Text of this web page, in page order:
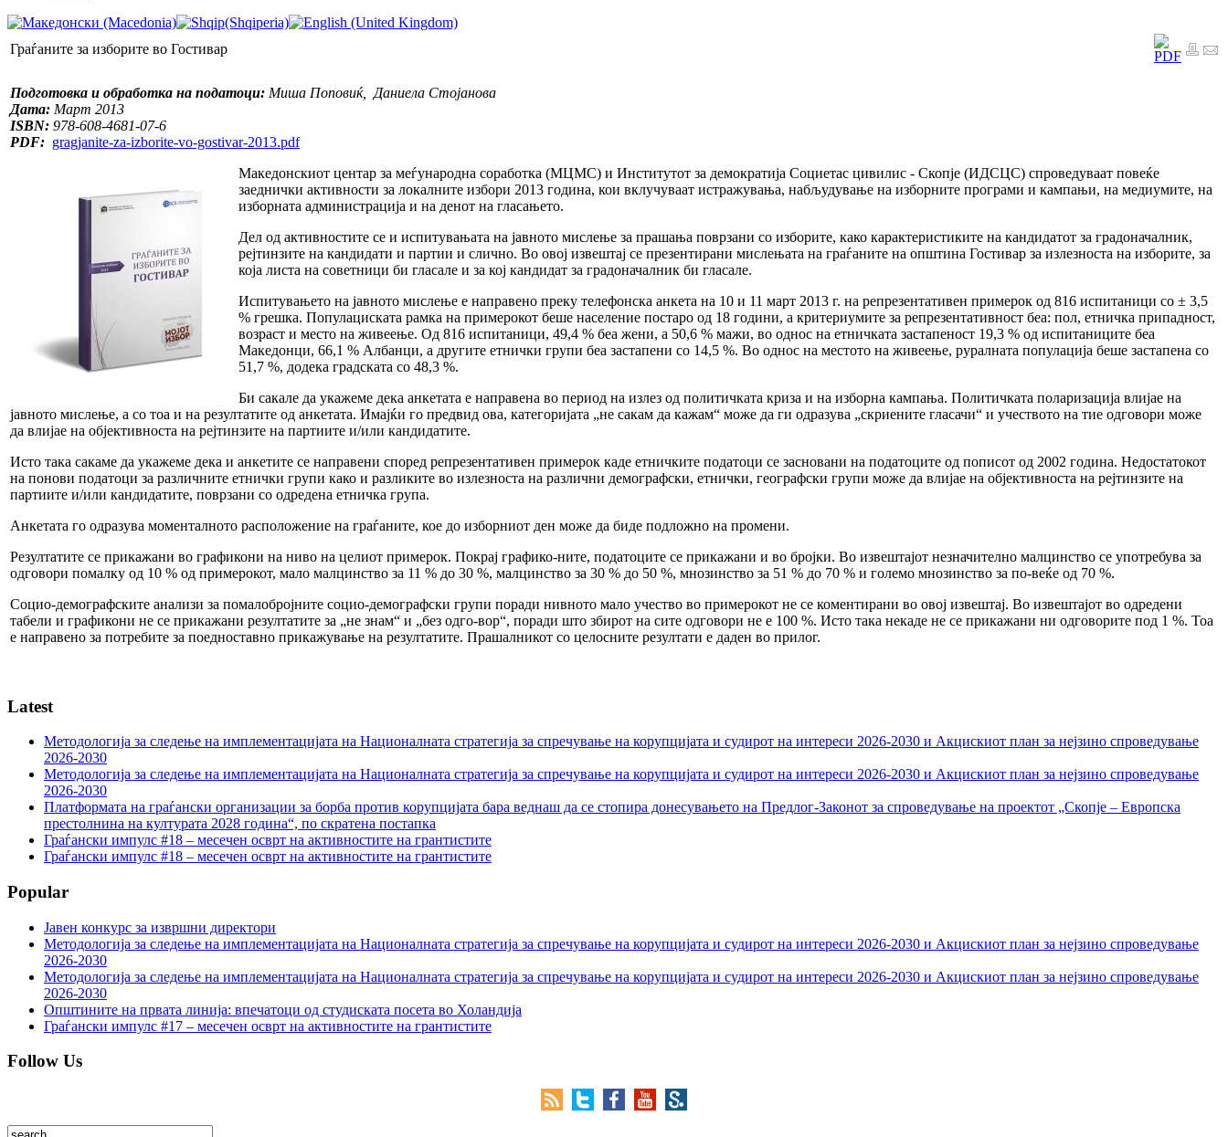
Граѓаните за изборите во Гостивар
Подготовка и обработка на податоци: Миша Поповиќ, Даниела Стојанова
Дата: Март 2013
ISBN: 978-608-4681-07-6
PDF: gragjanite-za-izborite-vo-gostivar-2013.pdf
Македонскиот центар за меѓународна соработка (МЦМС) и Институтот за демократија Социетас цивилис - Скопје (ИДСЦС) спроведуваат повеќе
заеднички активности за локалните избори 2013 година, кои вклучуваат истражувања, набљудување на изборните програми и кампањи, на медиумите, на
изборната администрација и на денот на гласањето.
Дел од активностите се и испитувањата на јавното мислење за прашања поврзани со изборите, како карактеристиките на кандидатот за градоначалник,
рејтинзите на кандидати и партии и слично. Во овој извештај се презентирани мислењата на граѓаните на општина Гостивар за излезноста на изборите, за
која листа на советници би гласале и за кој кандидат за градоначалник би гласале.
Испитувањето на јавното мислење е направено преку телефонска анкета на 10 и 11 март 2013 г. на репрезентативен примерок од 816 испитаници со ± 3,5
% грешка. Популациската рамка на примерокот беше население постаро од 18 години, а критериумите за репрезентативност беа: пол, етничка припадност,
возраст и место на живеење. Од 816 испитаници, 49,4 % беа жени, а 50,6 % мажи, во однос на етничката застапеност 19,3 % од испитаниците беа
Македонци, 66,1 % Албанци, а другите етнички групи беа застапени со 14,5 %. Во однос на местото на живеење, руралната популација беше застапена со
51,7 %, додека градската со 48,3 %.
Би сакале да укажеме дека анкетата е направена во период на излез од политичката криза и на изборна кампања. Политичката поларизација влијае на
јавното мислење, а со тоа и на резултатите од анкетата. Имајќи го предвид ова, категоријата „не сакам да кажам“ може да ги одразува „скриените гласачи“ и учеството на тие одговори може
да влијае на објективноста на рејтинзите на партиите и/или кандидатите.
Исто така сакаме да укажеме дека и анкетите се направени според репрезентативен примерок каде етничките податоци се засновани на податоците од пописот од 2002 година. Недостатокот
на понови податоци за различните етнички групи како и разликите во излезноста на различни демографски, етнички, географски групи може да влијае на објективноста на рејтинзите на
партиите и/или кандидатите, поврзани со одредена етничка група.
Анкетата го одразува моменталното расположение на граѓаните, кое до изборниот ден може да биде подложно на промени.
Резултатите се прикажани во графикони на ниво на целиот примерок. Покрај графико-ните, податоците се прикажани и во бројки. Во извештајот незначително малцинство се употребува за
одговори помалку од 10 % од примерокот, мало малцинство за 11 % до 30 %, малцинство за 30 % до 50 %, мнозинство за 51 % до 70 % и големо мнозинство за по-веќе од 70 %.
Социо-демографските анализи за помалобројните социо-демографски групи поради нивното мало учество во примерокот не се коментирани во овој извештај. Во извештајот во одредени
табели и графикони не се прикажани резултатите за „не знам“ и „без одго-вор“, поради што збирот на сите одговори не е 100 %. Исто така некаде не се прикажани ни одговорите под 1 %. Тоа
е направено за потребите за поедноставно прикажување на резултатите. Прашалникот со целосните резултати е даден во прилог.
Latest
Методологија за следење на имплементацијата на Националната стратегија за спречување на корупцијата и судирот на интереси 2026-2030 и Акцискиот план за нејзино спроведување
2026-2030
Методологија за следење на имплементацијата на Националната стратегија за спречување на корупцијата и судирот на интереси 2026-2030 и Акцискиот план за нејзино спроведување
2026-2030
Платформата на граѓански организации за борба против корупцијата бара веднаш да се стопира донесувањето на Предлог-Законот за спроведување на проектот „Скопје – Европска
престолнина на културата 2028 година“, по скратена постапка
Граѓански импулс #18 – месечен осврт на активностите на грантистите
Граѓански импулс #18 – месечен осврт на активностите на грантистите
Popular
Јавен конкурс за извршни директори
Методологија за следење на имплементацијата на Националната стратегија за спречување на корупцијата и судирот на интереси 2026-2030 и Акцискиот план за нејзино спроведување
2026-2030
Методологија за следење на имплементацијата на Националната стратегија за спречување на корупцијата и судирот на интереси 2026-2030 и Акцискиот план за нејзино спроведување
2026-2030
Општините на првата линија: впечатоци од студиската посета во Холандија
Граѓански импулс #17 – месечен осврт на активностите на грантистите
Follow Us